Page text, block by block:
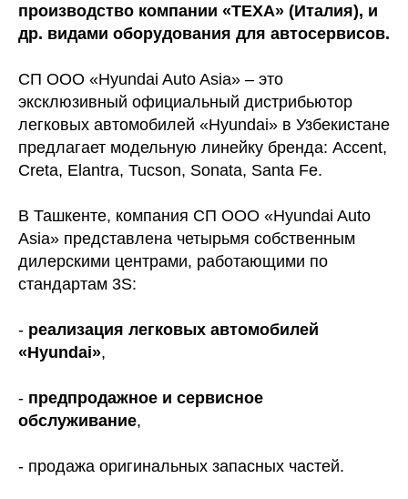
производство компании «TEXA» (Италия), и
др. видами оборудования для автосервисов.
СП ООО «Hyundai Auto Asia» – это
эксклюзивный официальный дистрибьютор
легковых автомобилей «Hyundai» в Узбекистане
предлагает модельную линейку бренда: Accent,
Creta, Elantra, Tucson, Sonata, Santa Fe.
В Ташкенте, компания СП ООО «Hyundai Auto
Asia» представлена четырьмя собственным
дилерскими центрами, работающими по
стандартам 3S:
- реализация легковых автомобилей
«Hyundai»,
- предпродажное и сервисное
обслуживание,
- продажа оригинальных запасных частей.